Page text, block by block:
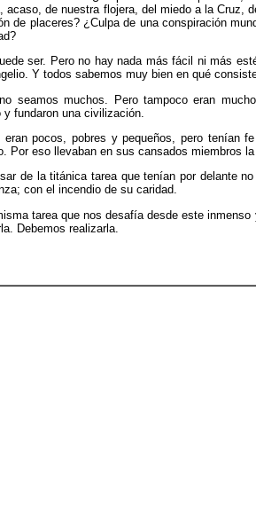
acaso, de nuestra flojera, del miedo a la Cruz,
de placeres? ¿Culpa de una conspiración
ser. Pero no hay nada más fácil ni más
Y todos sabemos muy bien en qué
seamos muchos. Pero tampoco eran
y fundaron una civilización.
eran pocos, pobres y pequeños, pero tenían
Por eso llevaban en sus cansados miembros
de la titánica tarea que tenían por delante
con el incendio de su caridad.
tarea que nos desafía desde este
Debemos realizarla.